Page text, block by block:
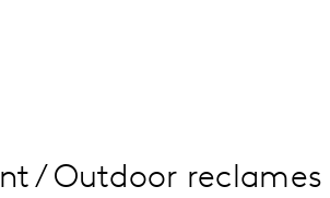
/ Outdoor reclames